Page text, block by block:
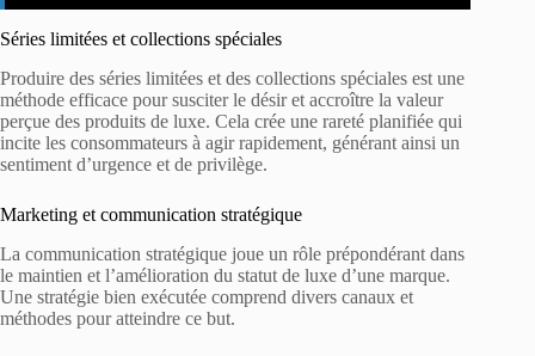
Séries limitées et collections spéciales
Produire des séries limitées et des collections spéciales est une
méthode efficace pour susciter le désir et accroître la valeur
perçue des produits de luxe. Cela crée une rareté planifiée qui
incite les consommateurs à agir rapidement, générant ainsi un
sentiment d’urgence et de privilège.
Marketing et communication stratégique
La communication stratégique joue un rôle prépondérant dans
le maintien et l’amélioration du statut de luxe d’une marque.
Une stratégie bien exécutée comprend divers canaux et
méthodes pour atteindre ce but.